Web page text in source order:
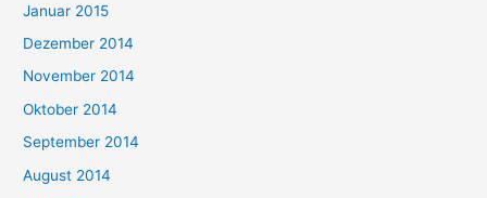
Januar 2015
Dezember 2014
November 2014
Oktober 2014
September 2014
August 2014